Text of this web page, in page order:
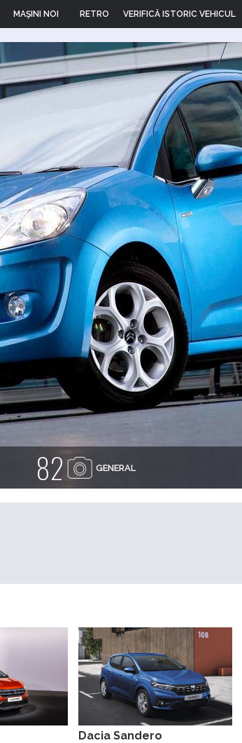
MAŞINI NOI RETRO VERIFICĂ ISTORIC VEHICUL
82 GENERAL
Dacia Sandero